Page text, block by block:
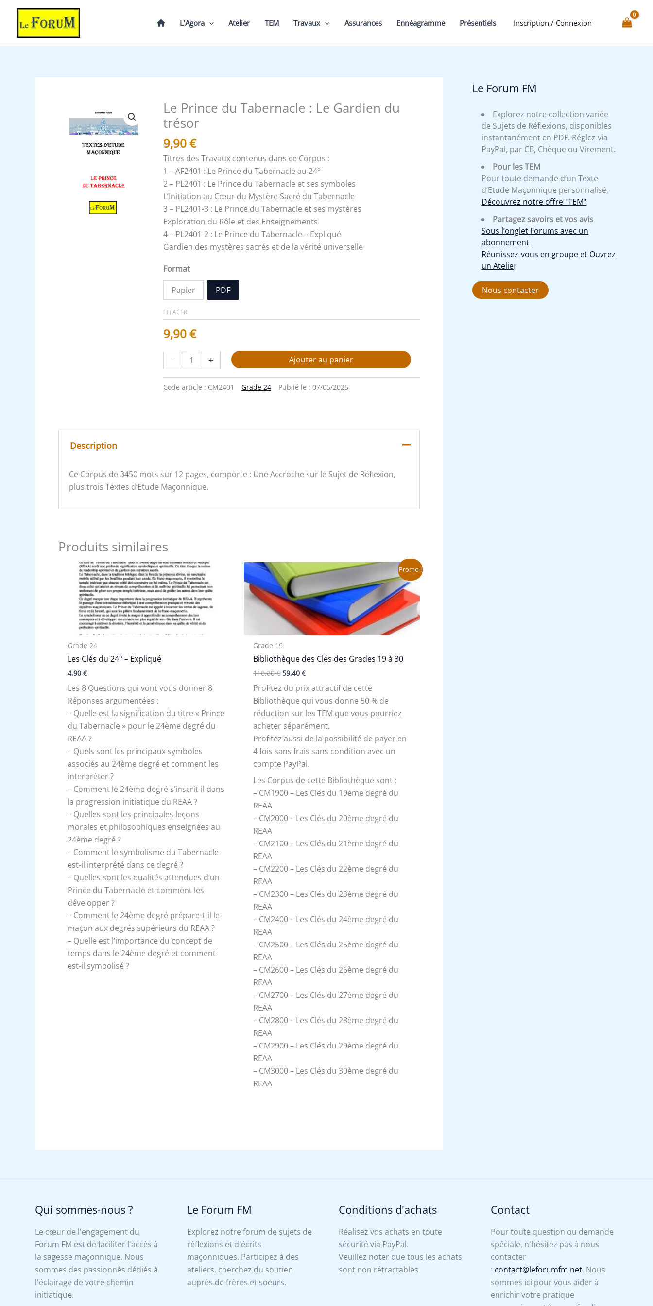
contenu
L’Agora Atelier TEM Travaux Assurances Ennéagramme Présentiels Inscription / Connexion
Le Prince du Tabernacle : Le Gardien du
trésor
9,90€
Titres des Travaux contenus dans ce Corpus :
1 – AF2401 : Le Prince du Tabernacle au 24°
2 – PL2401 : Le Prince du Tabernacle et ses symboles
L’Initiation au Cœur du Mystère Sacré du Tabernacle
3 – PL2401-3 : Le Prince du Tabernacle et ses mystères
Exploration du Rôle et des Enseignements
4 – PL2401-2 : Le Prince du Tabernacle – Expliqué
Gardien des mystères sacrés et de la vérité universelle
Format
Papier PDF
EFFACER
9,90€
-
quantité
de
Prince
du
Tabernacle
:
Le
Gardien
du
trésor
+ Ajouter au panier
Code article : CM2401 Grade 24 Publié le : 07/05/2025
Description
Ce Corpus de 3450 mots sur 12 pages, comporte : Une Accroche sur le Sujet de Réflexion,
plus trois Textes d’Etude Maçonnique.
Produits similaires
Grade 24
Les Clés du 24° – Expliqué
4,90€
Les 8 Questions qui vont vous donner 8
Réponses argumentées :
– Quelle est la signification du titre « Prince
du Tabernacle » pour le 24ème degré du
REAA ?
– Quels sont les principaux symboles
associés au 24ème degré et comment les
interpréter ?
– Comment le 24ème degré s’inscrit-il dans
la progression initiatique du REAA ?
– Quelles sont les principales leçons
morales et philosophiques enseignées au
24ème degré ?
– Comment le symbolisme du Tabernacle
est-il interprété dans ce degré ?
– Quelles sont les qualités attendues d’un
Prince du Tabernacle et comment les
développer ?
– Comment le 24ème degré prépare-t-il le
maçon aux degrés supérieurs du REAA ?
– Quelle est l’importance du concept de
temps dans le 24ème degré et comment
est-il symbolisé ?
Promo !
Grade 19
Bibliothèque des Clés des Grades 19 à 30
118,80€
Le
prix
initial
était :
118,80 €.
59,40€
prix
est :
59,40 €.
Profitez du prix attractif de cette
Bibliothèque qui vous donne 50 % de
réduction sur les TEM que vous pourriez
acheter séparément.
Profitez aussi de la possibilité de payer en
4 fois sans frais sans condition avec un
compte PayPal.
Les Corpus de cette Bibliothèque sont :
– CM1900 – Les Clés du 19ème degré du
REAA
– CM2000 – Les Clés du 20ème degré du
REAA
– CM2100 – Les Clés du 21ème degré du
REAA
– CM2200 – Les Clés du 22ème degré du
REAA
– CM2300 – Les Clés du 23ème degré du
REAA
– CM2400 – Les Clés du 24ème degré du
REAA
– CM2500 – Les Clés du 25ème degré du
REAA
– CM2600 – Les Clés du 26ème degré du
REAA
– CM2700 – Les Clés du 27ème degré du
REAA
– CM2800 – Les Clés du 28ème degré du
REAA
– CM2900 – Les Clés du 29ème degré du
REAA
– CM3000 – Les Clés du 30ème degré du
REAA
Le Forum FM
Explorez notre collection variée
de Sujets de Réflexions, disponibles
instantanément en PDF. Réglez via
PayPal, par CB, Chèque ou Virement.
Pour les TEM
Pour toute demande d’un Texte
d’Etude Maçonnique personnalisé,
Découvrez notre offre "TEM"
Partagez savoirs et vos avis
Sous l’onglet Forums avec un
abonnement
Réunissez-vous en groupe et Ouvrez
un Atelier
Nous contacter
Qui sommes-nous ?
Le cœur de l'engagement du
Forum FM est de faciliter l'accès à
la sagesse maçonnique. Nous
sommes des passionnés dédiés à
l'éclairage de votre chemin
initiatique.
Le Forum FM
Explorez notre forum de sujets de
réflexions et d'écrits
maçonniques. Participez à des
ateliers, cherchez du soutien
auprès de frères et soeurs.
Conditions d'achats
Réalisez vos achats en toute
sécurité via PayPal.
Veuillez noter que tous les achats
sont non rétractables.
Contact
Pour toute question ou demande
spéciale, n'hésitez pas à nous
contacter
: contact@leforumfm.net. Nous
sommes ici pour vous aider à
enrichir votre pratique